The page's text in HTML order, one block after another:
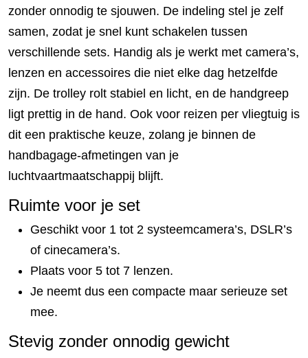
zonder onnodig te sjouwen. De indeling stel je zelf
samen, zodat je snel kunt schakelen tussen
verschillende sets. Handig als je werkt met camera’s,
lenzen en accessoires die niet elke dag hetzelfde
zijn. De trolley rolt stabiel en licht, en de handgreep
ligt prettig in de hand. Ook voor reizen per vliegtuig is
dit een praktische keuze, zolang je binnen de
handbagage-afmetingen van je
luchtvaartmaatschappij blijft.
Ruimte voor je set
Geschikt voor 1 tot 2 systeemcamera’s, DSLR’s
of cinecamera’s.
Plaats voor 5 tot 7 lenzen.
Je neemt dus een compacte maar serieuze set
mee.
Stevig zonder onnodig gewicht